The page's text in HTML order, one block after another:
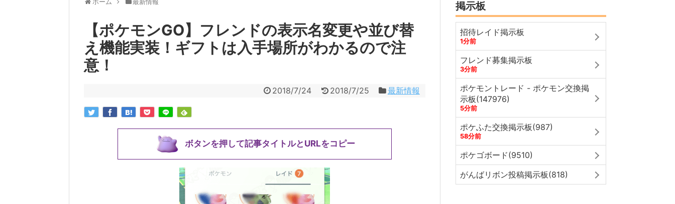
【ポケモンGO】フレンドの表示名変更や並び替
え機能実装！ギフトは入手場所がわかるので注
意！
2018/7/24 2018/7/25 最新情報
ボタンを押して記事タイトルとURLをコピー
掲示板
招待レイド掲示板
1分前
フレンド募集掲示板
3分前
ポケモントレード - ポケモン交換掲
示板(147976)
5分前
ポケふた交換掲示板(987)
58分前
ポケゴボード(9510)
がんばリボン投稿掲示板(818)